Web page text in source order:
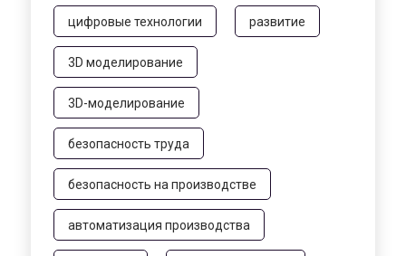
цифровые технологии развитие
3D моделирование
3D-моделирование
безопасность труда
безопасность на производстве
автоматизация производства